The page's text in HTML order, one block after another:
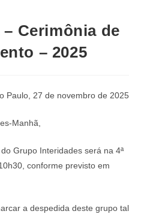
– Cerimônia de
– 2025
Paulo, 27 de novembro de 2025
Manhã,
Grupo Interidades será na 4ª
conforme previsto em
a despedida deste grupo tal